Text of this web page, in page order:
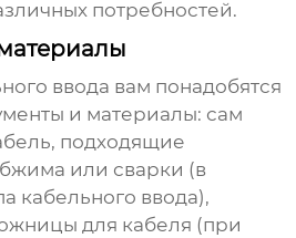
потребностей.
ввода вам понадобятся
и материалы: сам
подходящие
или сварки (в
кабельного ввода),
для кабеля (при